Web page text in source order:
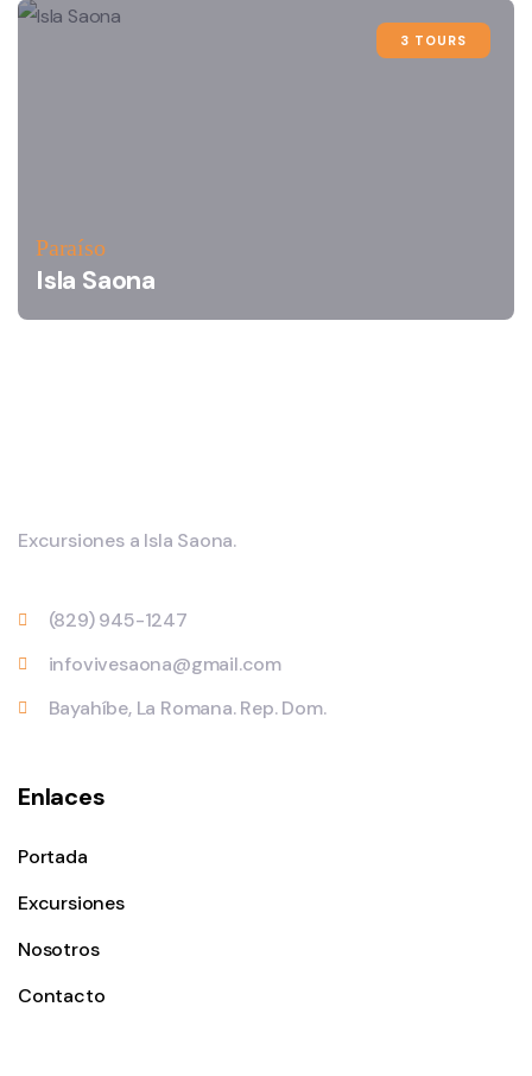
3 TOURS
Paraíso
Isla Saona
Excursiones a Isla Saona.
(829) 945-1247
infovivesaona@gmail.com
Bayahíbe, La Romana. Rep. Dom.
Enlaces
Portada
Excursiones
Nosotros
Contacto